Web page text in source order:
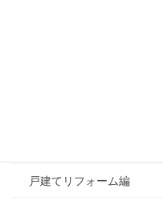
戸建てリフォーム編